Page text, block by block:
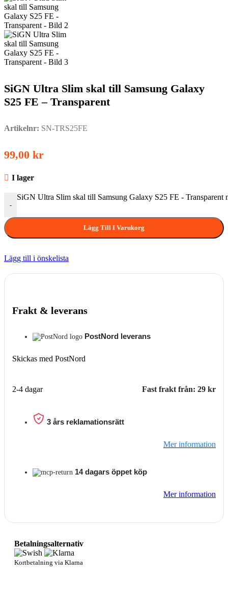
SiGN Ultra Slim skal till Samsung Galaxy
S25 FE – Transparent
Artikelnr: SN-TRS25FE
99,00 kr
I lager
-
SiGN Ultra Slim skal till Samsung Galaxy S25 FE - Transparent
Lägg Till I Varukorg
Lägg till i önskelista
Frakt & leverans
PostNord leverans
Skickas med PostNord
2-4 dagar Fast frakt från: 29 kr
3 års reklamationsrätt
Mer information
14 dagars öppet köp
Mer information
Betalningsalternativ
Kortbetalning via Klarna